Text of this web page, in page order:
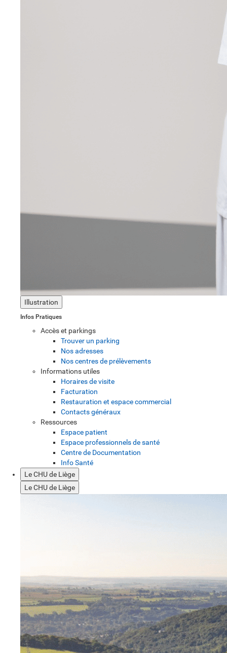
Illustration
Infos Pratiques
Accès et parkings
Trouver un parking
Nos adresses
Nos centres de prélèvements
Informations utiles
Horaires de visite
Facturation
Restauration et espace commercial
Contacts généraux
Ressources
Espace patient
Espace professionnels de santé
Centre de Documentation
Info Santé
Le CHU de Liège
Le CHU de Liège